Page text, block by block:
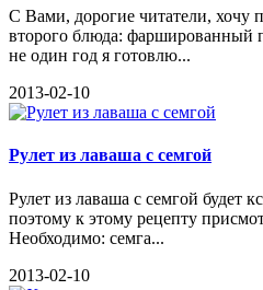
С Вами, дорогие читатели, хочу
второго блюда:
не один год я готовлю...
2013-02-10
Рулет из лаваша с семгой
Рулет из лаваша с семгой будет
поэтому к этому рецепту
Необходимо: семга...
2013-02-10